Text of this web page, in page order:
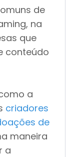
de
na
que
conteúdo
a
criadores
de
maneira
a